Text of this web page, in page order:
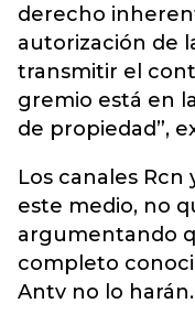
derecho
autorización de
transmitir el
gremio está en
de propiedad”,
Los canales
este medio, no
argumentando
completo
Antv no lo harán.